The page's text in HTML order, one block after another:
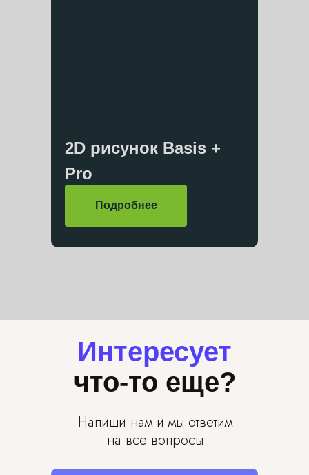
2D рисунок Basis +
Pro
Подробнее
Интересует
что-то еще?
Напиши нам и мы ответим
на все вопросы